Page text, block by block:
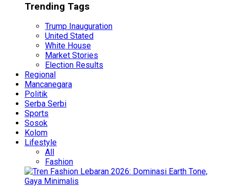
Trending Tags
Trump Inauguration
United Stated
White House
Market Stories
Election Results
Regional
Mancanegara
Politik
Serba Serbi
Sports
Sosok
Kolom
Lifestyle
All
Fashion